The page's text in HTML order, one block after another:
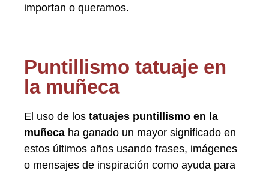
importan o queramos.
Puntillismo tatuaje en
la muñeca
El uso de los tatuajes puntillismo en la
muñeca ha ganado un mayor significado en
estos últimos años usando frases, imágenes
o mensajes de inspiración como ayuda para